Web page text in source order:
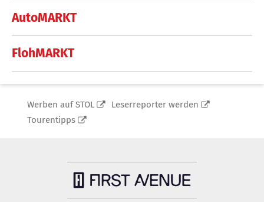
AutoMARKT
FlohMARKT
Werben auf STOL
Leserreporter werden
Tourentipps